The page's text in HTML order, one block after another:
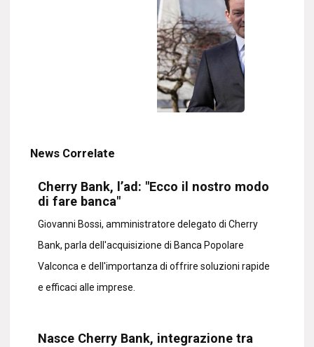
News Correlate
Cherry Bank, l’ad: "Ecco il nostro modo
di fare banca"
Giovanni Bossi, amministratore delegato di Cherry
Bank, parla dell'acquisizione di Banca Popolare
Valconca e dell'importanza di offrire soluzioni rapide
e efficaci alle imprese.
Nasce Cherry Bank, integrazione tra